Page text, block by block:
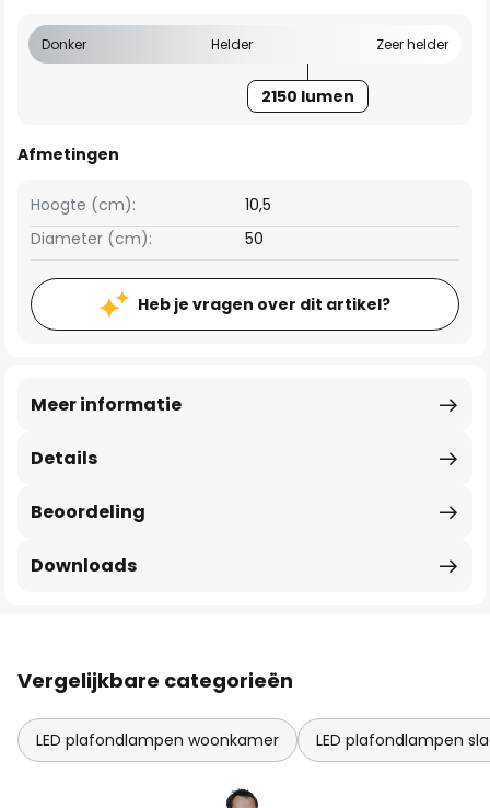
Donker Helder Zeer helder
2150 lumen
Afmetingen
Hoogte (cm):
10,5
Diameter (cm):
50
Heb je vragen over dit artikel?
Details
Meer informatie
Beoordeling
Downloads
Vergelijkbare categorieën
LED plafondlampen woonkamer LED plafondlampen